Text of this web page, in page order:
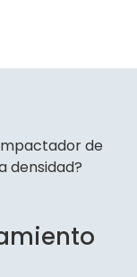
de
densidad?